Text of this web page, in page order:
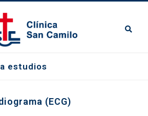
estudios
(ECG)